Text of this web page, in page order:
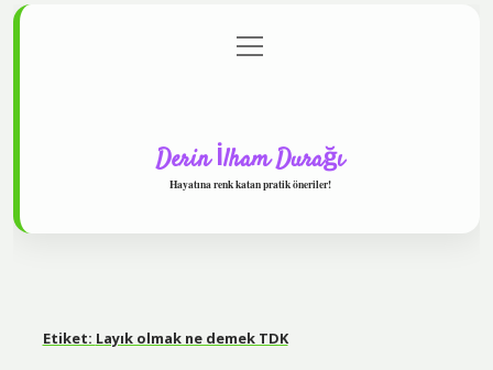
Gizlilik Politikası
menüyü
aç
Derin İlham Durağı
Hayatına renk katan pratik öneriler!
Etiket: Layık olmak ne demek TDK